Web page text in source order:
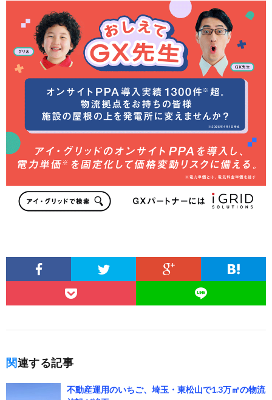
関連する記事
不動産運用のいちご、埼玉・東松山で1.3万㎡の物流